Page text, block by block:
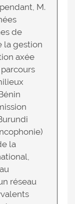
M.
de
la gestion
axée
la
réseau